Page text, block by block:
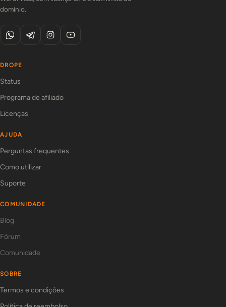
domínio.
DROPE
Status
Programa de afiliado
Licenças
AJUDA
Perguntas frequentes
Como utilizar
Suporte
COMUNIDADE
Blog
Fórum
Comunidade
SOBRE
Termos e condições